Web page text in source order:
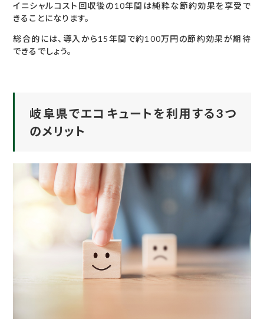
イニシャルコスト回収後の10年間は純粋な節約効果を享受で
きることになります。
総合的には、導入から15年間で約100万円の節約効果が期待
できるでしょう。
岐阜県でエコキュートを利用する3つ
のメリット